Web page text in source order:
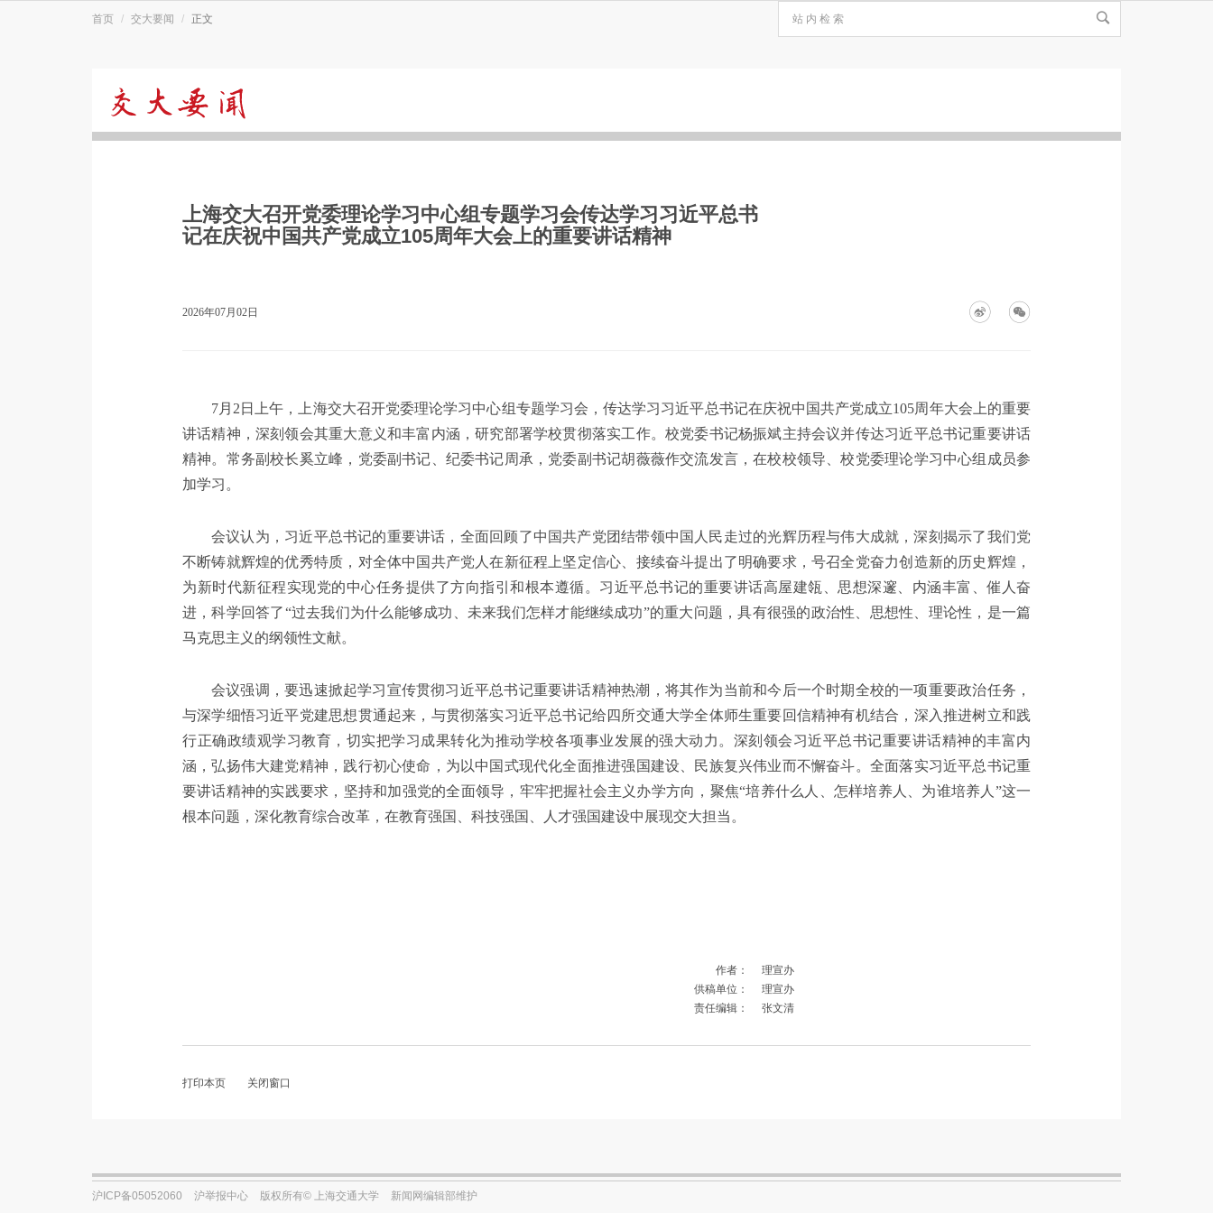
首页 交大要闻 正文
要
上海交大召开党委理论学习中心组专题学习会传达学习习近平总书
记在庆祝中国共产党成立105周年大会上的重要讲话精神
2026年07月02日
7月2日上午，上海交大召开党委理论学习中心组专题学习会，传达学习习近平总书记在庆祝中国共产党成立105周年大会上的重要
讲话精神，深刻领会其重大意义和丰富内涵，研究部署学校贯彻落实工作。校党委书记杨振斌主持会议并传达习近平总书记重要讲话
精神。常务副校长奚立峰，党委副书记、纪委书记周承，党委副书记胡薇薇作交流发言，在校校领导、校党委理论学习中心组成员参
加学习。
会议认为，习近平总书记的重要讲话，全面回顾了中国共产党团结带领中国人民走过的光辉历程与伟大成就，深刻揭示了我们党
不断铸就辉煌的优秀特质，对全体中国共产党人在新征程上坚定信心、接续奋斗提出了明确要求，号召全党奋力创造新的历史辉煌，
为新时代新征程实现党的中心任务提供了方向指引和根本遵循。习近平总书记的重要讲话高屋建瓴、思想深邃、内涵丰富、催人奋
进，科学回答了“过去我们为什么能够成功、未来我们怎样才能继续成功”的重大问题，具有很强的政治性、思想性、理论性，是一篇
马克思主义的纲领性文献。
会议强调，要迅速掀起学习宣传贯彻习近平总书记重要讲话精神热潮，将其作为当前和今后一个时期全校的一项重要政治任务，
与深学细悟习近平党建思想贯通起来，与贯彻落实习近平总书记给四所交通大学全体师生重要回信精神有机结合，深入推进树立和践
行正确政绩观学习教育，切实把学习成果转化为推动学校各项事业发展的强大动力。深刻领会习近平总书记重要讲话精神的丰富内
涵，弘扬伟大建党精神，践行初心使命，为以中国式现代化全面推进强国建设、民族复兴伟业而不懈奋斗。全面落实习近平总书记重
要讲话精神的实践要求，坚持和加强党的全面领导，牢牢把握社会主义办学方向，聚焦“培养什么人、怎样培养人、为谁培养人”这一
根本问题，深化教育综合改革，在教育强国、科技强国、人才强国建设中展现交大担当。
作者：
理宣办
供稿单位：
理宣办
责任编辑：
张文清
打印本页 关闭窗口
沪ICP备05052060 沪举报中心 版权所有© 上海交通大学 新闻网编辑部维护